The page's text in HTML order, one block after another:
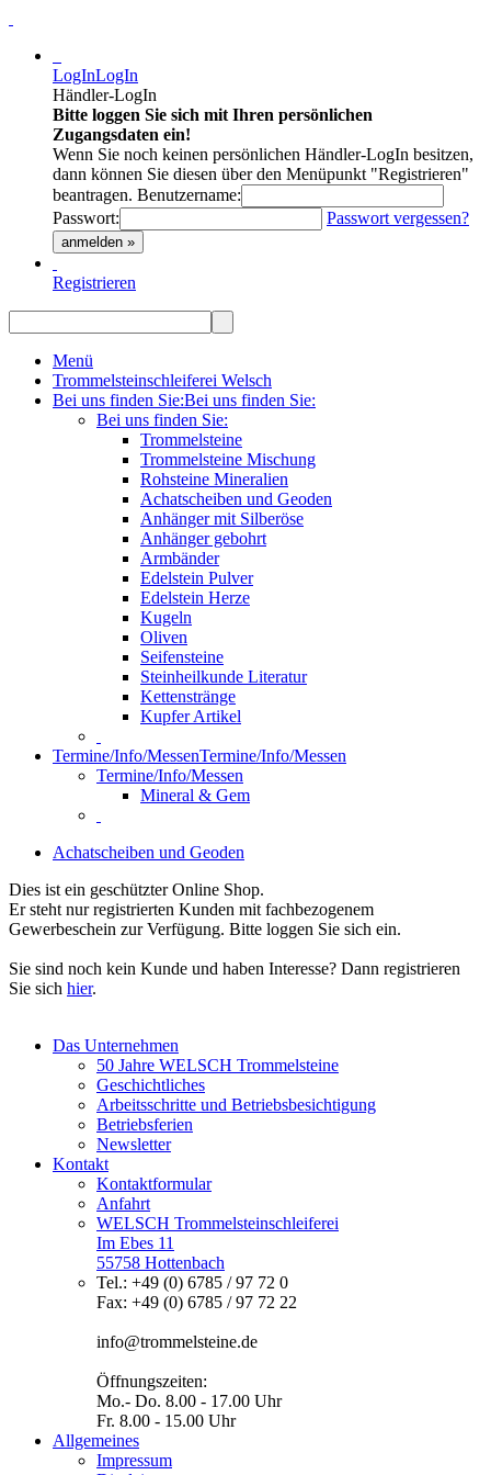
LogInLogIn
Händler-LogIn
Bitte loggen Sie sich mit Ihren persönlichen
Zugangsdaten ein!
Wenn Sie noch keinen persönlichen Händler-LogIn besitzen,
dann können Sie diesen über den Menüpunkt "Registrieren"
beantragen. Benutzername:
Passwort:
Passwort vergessen?
anmelden »
Registrieren
Menü
Trommelsteinschleiferei Welsch
Bei uns finden Sie:Bei uns finden Sie:
Bei uns finden Sie:
Trommelsteine
Trommelsteine Mischung
Rohsteine Mineralien
Achatscheiben und Geoden
Anhänger mit Silberöse
Anhänger gebohrt
Armbänder
Edelstein Pulver
Edelstein Herze
Kugeln
Oliven
Seifensteine
Steinheilkunde Literatur
Kettenstränge
Kupfer Artikel
Termine/Info/MessenTermine/Info/Messen
Termine/Info/Messen
Mineral & Gem
Achatscheiben und Geoden
Dies ist ein geschützter Online Shop.
Er steht nur registrierten Kunden mit fachbezogenem
Gewerbeschein zur Verfügung. Bitte loggen Sie sich ein.
Sie sind noch kein Kunde und haben Interesse? Dann registrieren
Sie sich hier.
Das Unternehmen
50 Jahre WELSCH Trommelsteine
Geschichtliches
Arbeitsschritte und Betriebsbesichtigung
Betriebsferien
Newsletter
Kontakt
Kontaktformular
Anfahrt
WELSCH Trommelsteinschleiferei
Im Ebes 11
55758 Hottenbach
Tel.: +49 (0) 6785 / 97 72 0
Fax: +49 (0) 6785 / 97 72 22
info@trommelsteine.de
Öffnungszeiten:
Mo.- Do. 8.00 - 17.00 Uhr
Fr. 8.00 - 15.00 Uhr
Allgemeines
Impressum